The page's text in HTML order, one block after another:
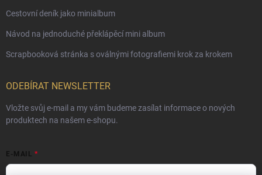
Cestovní deník jako minialbum
Návod na jednoduché překlápěcí mini album
Scrapbooková stránka s oválnými fotografiemi krok za krokem
ODEBÍRAT NEWSLETTER
Vložte svůj e-mail a my vám budeme zasílat informace o nových
produktech na našem e-shopu.
E-MAIL